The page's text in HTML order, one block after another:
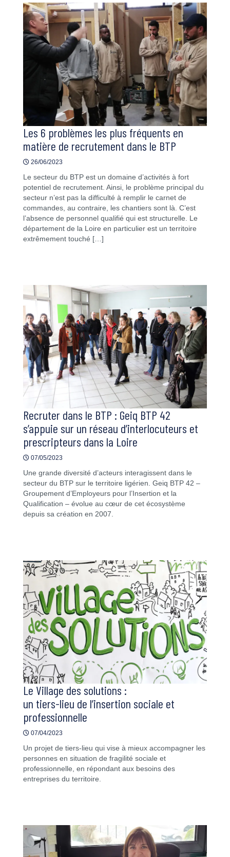
Les 6 problèmes les plus fréquents en
matière de recrutement dans le BTP
26/06/2023
Le secteur du BTP est un domaine d’activités à fort
potentiel de recrutement. Ainsi, le problème principal du
secteur n’est pas la difficulté à remplir le carnet de
commandes, au contraire, les chantiers sont là. C’est
l’absence de personnel qualifié qui est structurelle. Le
département de la Loire en particulier est un territoire
extrêmement touché […]
Recruter dans le BTP : Geiq BTP 42
s’appuie sur un réseau d’interlocuteurs et
prescripteurs dans la Loire
07/05/2023
Une grande diversité d’acteurs interagissent dans le
secteur du BTP sur le territoire ligérien. Geiq BTP 42 –
Groupement d’Employeurs pour l’Insertion et la
Qualification – évolue au cœur de cet écosystème
depuis sa création en 2007.
Le Village des solutions :
un tiers-lieu de l’insertion sociale et
professionnelle
07/04/2023
Un projet de tiers-lieu qui vise à mieux accompagner les
personnes en situation de fragilité sociale et
professionnelle, en répondant aux besoins des
entreprises du territoire.